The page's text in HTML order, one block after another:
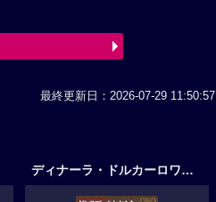
最終更新日：2026-07-29 11:50:57
ディナーラ・ドルカーロワ作品